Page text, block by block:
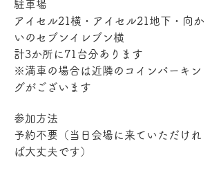
駐車場
アイセル21横・アイセル21地下・向か
いのセブンイレブン横
計3か所に71台分あります
※満車の場合は近隣のコインパーキン
グがございます
参加方法
予約不要（当日会場に来ていただけれ
ば大丈夫です）